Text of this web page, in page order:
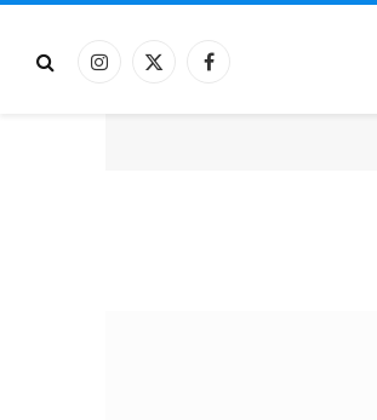
فيسبوكX
الانستغرام